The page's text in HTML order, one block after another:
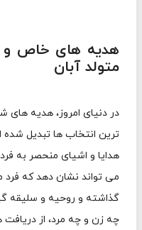
هدیه های خاص
متولد آبان
در دنیای امروز، هدیه
ترین انتخاب ها تبدیل شده
هدایا و اشیای منحصر به
می تواند نشان دهد که فرد
گذاشته و روحیه و سلیقه
چه زن و چه مرد، از